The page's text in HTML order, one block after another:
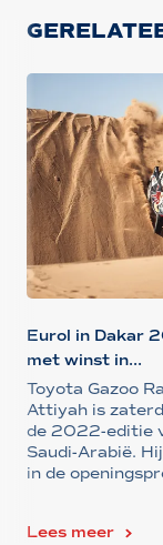
Eurol in Dakar
met winst in...
Toyota Gazoo
Attiyah is
de 2022-editie
Saudi-Arabië.
in de
Lees meer